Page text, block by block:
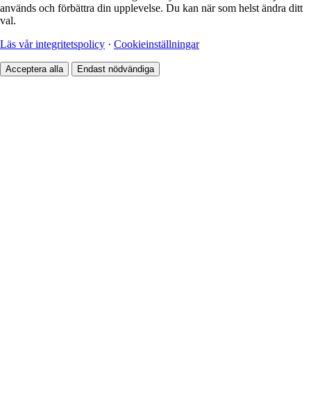
används och förbättra din upplevelse. Du kan när som helst ändra ditt
val.
Läs vår integritetspolicy · Cookieinställningar
Acceptera alla Endast nödvändiga